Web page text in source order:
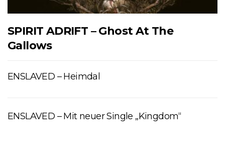
SPIRIT ADRIFT – Ghost At The
Gallows
ENSLAVED – Heimdal
ENSLAVED – Mit neuer Single „Kingdom“